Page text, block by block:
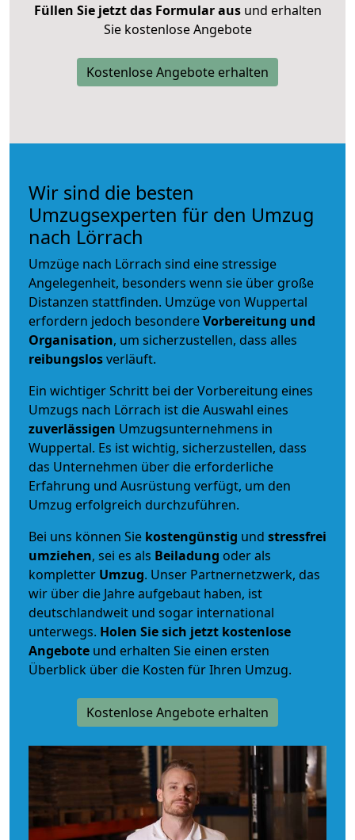
Füllen Sie jetzt das Formular ausund erhalten
Sie kostenlose Angebote
Kostenlose Angebote erhalten
Wir sind die besten
Umzugsexperten für den Umzug
nach Lörrach
Umzüge nach Lörrach sind eine stressige
Angelegenheit, besonders wenn sie über große
Distanzen stattfinden. Umzüge von Wuppertal
erfordern jedoch besondereVorbereitung und
Organisation, um sicherzustellen, dass alles
reibungslosverläuft.
Ein wichtiger Schritt bei der Vorbereitung eines
Umzugs nach Lörrach ist die Auswahl eines
zuverlässigen Umzugsunternehmens in
Wuppertal. Es ist wichtig, sicherzustellen, dass
das Unternehmen über die erforderliche
Erfahrung und Ausrüstung verfügt, um den
Umzug erfolgreich durchzuführen.
Bei uns können Sie kostengünstig und stressfrei
umziehen, sei es als Beiladung oder als
kompletter Umzug. Unser Partnernetzwerk, das
wir über die Jahre aufgebaut haben, ist
deutschlandweit und sogar international
unterwegs. Holen Sie sich jetzt kostenlose
Angebote und erhalten Sie einen ersten
Überblick über die Kosten für Ihren Umzug.
Kostenlose Angebote erhalten